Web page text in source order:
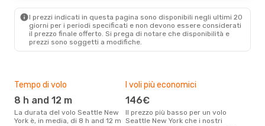
Gio 1 Ott- Gio 8 Ott
American Airlines1 Scalo
SEA- NYC
Alaska AirlinesDiretto
NYC- SEA
I prezzi indicati in questa pagina sono disponibili negli ultimi 20
giorni per i periodi specificati e non devono essere considerati
il ​​prezzo finale offerto. Si prega di notare che disponibilità e
prezzi sono soggetti a modifiche.
Tempo di volo
8 h and 12 m
La durata del volo Seattle New
York è, in media, di 8 h and 12 m
I voli più economici
146€
Il prezzo più basso per un volo
Seattle New York che i nostri